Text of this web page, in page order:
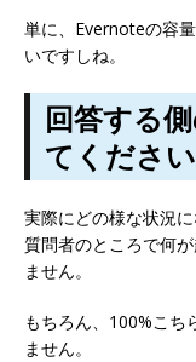
単に、Evernoteの容
いですしね。
回答する
てください
実際にどの様な状況
質問者のところで何
ません。
もちろん、100%こち
ません。